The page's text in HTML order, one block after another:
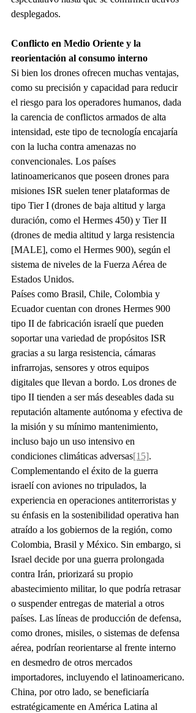
desplegados.
Conflicto en Medio Oriente y la
reorientación al consumo interno
Si bien los drones ofrecen muchas ventajas,
como su precisión y capacidad para reducir
el riesgo para los operadores humanos, dada
la carencia de conflictos armados de alta
intensidad, este tipo de tecnología encajaría
con la lucha contra amenazas no
convencionales. Los países
latinoamericanos que poseen drones para
misiones ISR suelen tener plataformas de
tipo Tier I (drones de baja altitud y larga
duración, como el Hermes 450) y Tier II
(drones de media altitud y larga resistencia
[MALE], como el Hermes 900), según el
sistema de niveles de la Fuerza Aérea de
Estados Unidos.
Países como Brasil, Chile, Colombia y
Ecuador cuentan con drones Hermes 900
tipo II de fabricación israelí que pueden
soportar una variedad de propósitos ISR
gracias a su larga resistencia, cámaras
infrarrojas, sensores y otros equipos
digitales que llevan a bordo. Los drones de
tipo II tienden a ser más deseables dada su
reputación altamente autónoma y efectiva de
la misión y su mínimo mantenimiento,
incluso bajo un uso intensivo en
condiciones climáticas adversas[15].
Complementando el éxito de la guerra
israelí con aviones no tripulados, la
experiencia en operaciones antiterroristas y
su énfasis en la sostenibilidad operativa han
atraído a los gobiernos de la región, como
Colombia, Brasil y México. Sin embargo, si
Israel decide por una guerra prolongada
contra Irán, priorizará su propio
abastecimiento militar, lo que podría retrasar
o suspender entregas de material a otros
países. Las líneas de producción de defensa,
como drones, misiles, o sistemas de defensa
aérea, podrían reorientarse al frente interno
en desmedro de otros mercados
importadores, incluyendo el latinoamericano.
China, por otro lado, se beneficiaría
estratégicamente en América Latina al